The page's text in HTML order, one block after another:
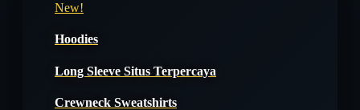
New!
Hoodies
Long Sleeve Situs Terpercaya
Crewneck Sweatshirts